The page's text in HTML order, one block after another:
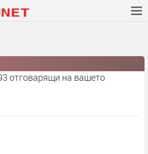
отговарящи на вашето